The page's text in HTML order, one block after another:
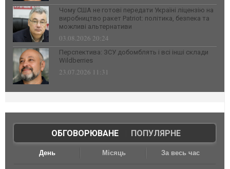
Чому США не готові передати Україні ліцензію на
виробництво ракет Patriot: політика, безпека та
можливі альтернативи
03.08.2026 20:24
Перспектива: ЗСУ добомблять і всі інші склади
Wildberries
23.07.2026 11:31
ОБГОВОРЮВАНЕ| ПОПУЛЯРНЕ
День Місяць За весь час